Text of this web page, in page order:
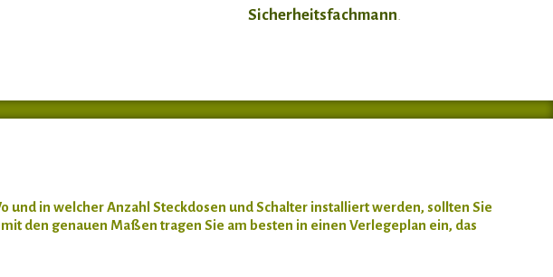
Sicherheitsfachmann.
und in welcher Anzahl Steckdosen und Schalter installiert werden, sollten Sie
den genauen Maßen tragen Sie am besten in einen Verlegeplan ein, das